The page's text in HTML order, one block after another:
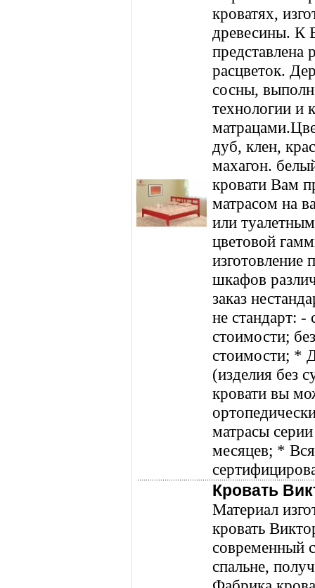
кроватях,
древесины.
представлена
расцветок.
сосны,
технологии и
дуб, клен,
махагон.
кровати Вам
матрасом на
или
цветовой
изготовление
шкафов
заказ
не стандарт: -
стоимости;
стоимости; *
(изделия без
кровати вы
матрасы
месяцев; *
Кровать
Материал
кровать
современный
спальне,